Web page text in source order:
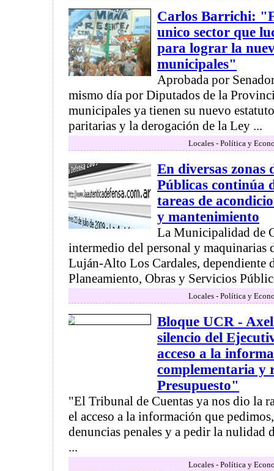
Carlos Barrichi:
unico sector que
para lograr la
municipales"
Aprobada por
mismo día por Diputados de la
municipales ya tienen su nuevo
paritarias y la derogación de la Ley ...
Locales - Política y
En diversas
Públicas continúa
tareas de
y mantenimiento
La Municipalidad de
intermedio del personal y maquinarias
Luján-Alto Los Cardales, dependiente
Planeamiento, Obras y Servicios
Locales - Política y
Bloque UCR -
silencio del
acceso a la
complementaria y
Presupuesto"
"El Tribunal de Cuentas ya nos dio la
el acceso a la información que
denuncias penales y a pedir la nulidad
...
Locales - Política y